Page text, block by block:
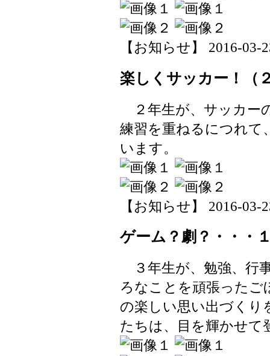
【お知らせ】 2016-03-
楽しくサッカー！（
２年生が、サッカー
練習を重ねるにつれて
います。
【お知らせ】 2016-03-
ゲーム？劇？・・・
３年生が、勉強、行
ろなことを頑張った
の楽しい思い出づくり
たちは、目を輝かせて